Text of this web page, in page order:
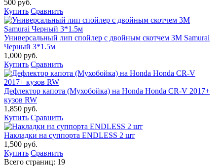
500 руб.
Купить Сравнить
Универсальный лип спойлер с двойным скотчем 3М Samurai
Черный 3*1.5м
1,000 руб.
Купить Сравнить
Дефлектор капота (Мухобойка) на Honda Honda CR-V 2017+
кузов RW
1,850 руб.
Купить Сравнить
Накладки на суппорта ENDLESS 2 шт
1,500 руб.
Купить Сравнить
Всего страниц: 19